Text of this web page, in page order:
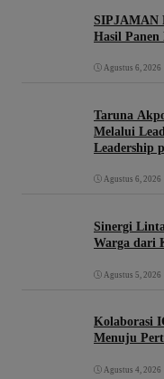
SIPJAMAN
Hasil
Agustus 6, 2026
Taruna
Melalui
Leadership
Agustus 6, 2026
Sinergi
Warga dari
Agustus 5, 2026
Kolaborasi
Menuju
Agustus 4, 2026